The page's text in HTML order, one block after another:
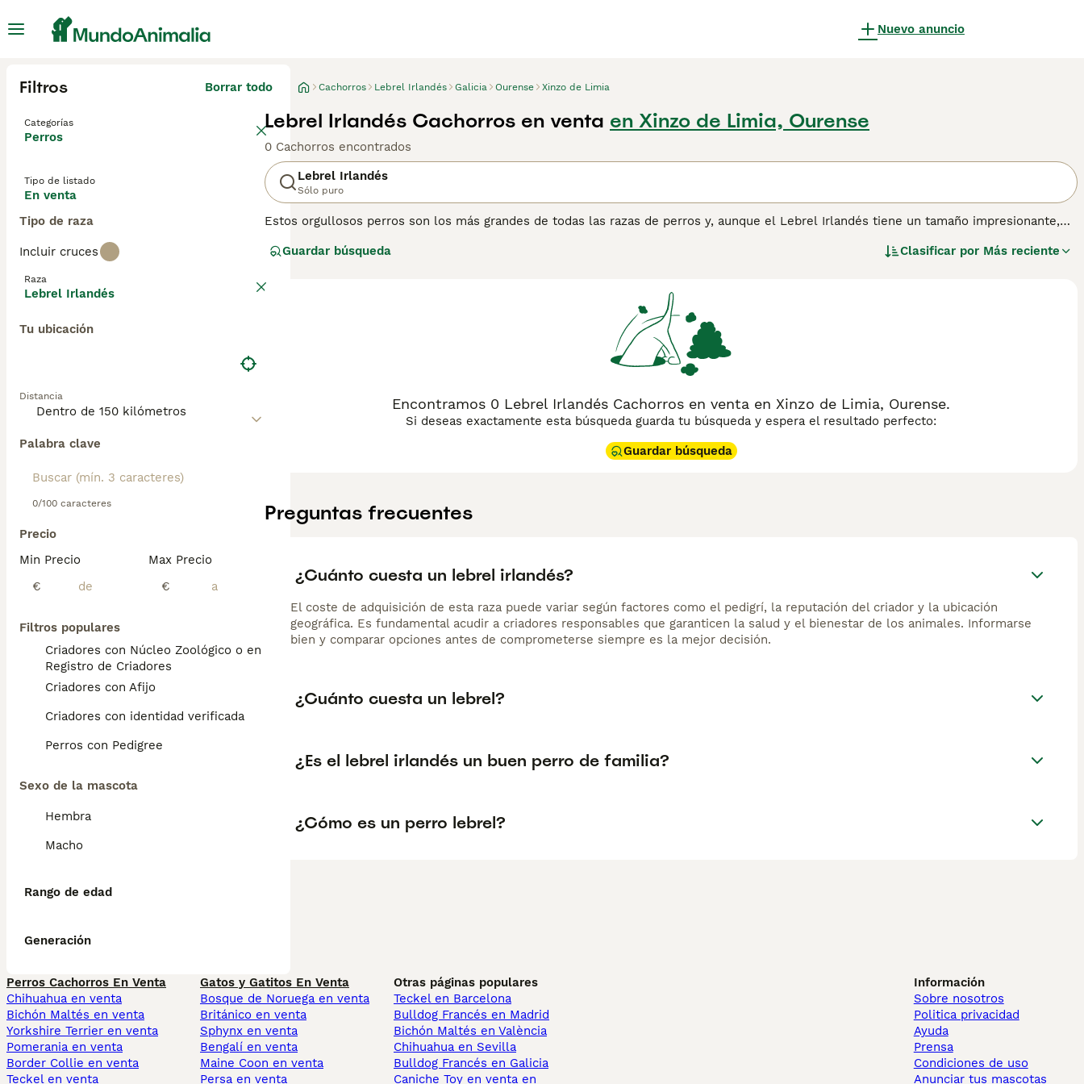
Nuevo anuncio
Filtros Borrar todo
Categorías
Perros
Tipo de listado
En venta
Tipo de raza
Incluir cruces
Raza
Lebrel Irlandés
Tu ubicación
Distancia
Palabra clave
0/100 caracteres
Precio
Min Precio
€
Max Precio
€
Filtros populares
Criadores con Núcleo Zoológico o en el
Registro de Criadores
Criadores con Afijo
Criadores con identidad verificada
Perros con Pedigree
Sexo de la mascota
Hembra
Macho
Rango de edad
Generación
Cachorros Lebrel Irlandés Galicia Ourense Xinzo de Limia
Lebrel Irlandés Cachorros en venta en Xinzo de Limia, Ourense
0 Cachorros encontrados
Lebrel Irlandés
Sólo puro
Estos orgullosos perros son los más grandes de todas las razas de perros y, aunque el Lebrel Irlandés tiene un tamaño impresionante,
relajada y por su velocidad. Aunque el Lebrel Irlandés es grande, son perros perfectamente equilibrados que tienen un pelaje áspero que
para obtener información sobre esta raza de perro.
Guardar búsqueda Clasificar por Más reciente
Encontramos 0 Lebrel Irlandés Cachorros en venta en Xinzo de Limia, Ourense.
Si deseas exactamente esta búsqueda guarda tu búsqueda y espera el resultado perfecto:
Guardar búsqueda
Preguntas frecuentes
¿Cuánto cuesta un lebrel irlandés?
El coste de adquisición de esta raza puede variar según factores como el pedigrí, la reputación del criador y la ubicación
geográfica. Es fundamental acudir a criadores responsables que garanticen la salud y el bienestar de los animales. Informarse
bien y comparar opciones antes de comprometerse siempre es la mejor decisión.
¿Cuánto cuesta un lebrel?
¿Es el lebrel irlandés un buen perro de familia?
¿Cómo es un perro lebrel?
Perros Cachorros En Venta
Chihuahua en venta
Bichón Maltés en venta
Yorkshire Terrier en venta
Pomerania en venta
Border Collie en venta
Teckel en venta
Gatos y Gatitos En Venta
Bosque de Noruega en venta
Británico en venta
Sphynx en venta
Bengalí en venta
Maine Coon en venta
Persa en venta
Otras páginas populares
Teckel en Barcelona
Bulldog Francés en Madrid
Bichón Maltés en València
Chihuahua en Sevilla
Bulldog Francés en Galicia
Caniche Toy en venta en
Información
Sobre nosotros
Politica privacidad
Ayuda
Prensa
Condiciones de uso
Anunciar tus mascotas